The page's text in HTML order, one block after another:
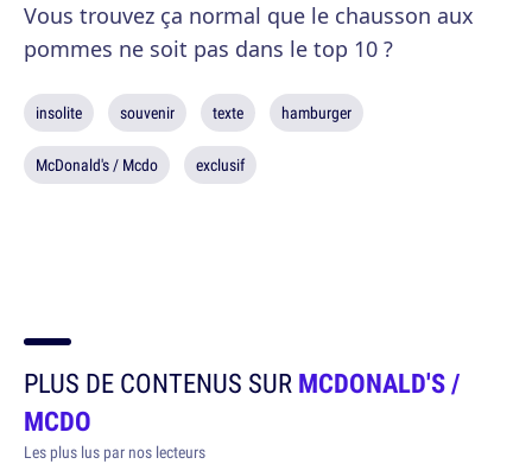
Vous trouvez ça normal que le chausson aux
pommes ne soit pas dans le top 10 ?
insolite souvenir texte hamburger
McDonald's / Mcdo exclusif
PLUS DE CONTENUS SURMCDONALD'S /
MCDO
Les plus lus par nos lecteurs